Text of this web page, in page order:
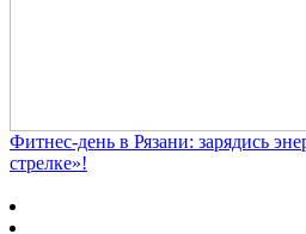
Фитнес‑день в Рязани: зарядись
стрелке»!